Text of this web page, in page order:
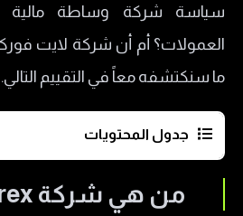
سياسة شركة وساطة مالية
العمولات؟ أم أن شركة لايت
ما سنكتشفه معاً في التقييم التالي.
جدول المحتويات
هل شركة لايت فوركس
من هي شركة LiteForex؟